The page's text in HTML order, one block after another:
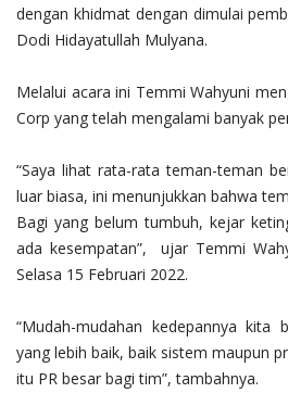
dengan khidmat dengan dimulai
Dodi Hidayatullah Mulyana.
Melalui acara ini Temmi Wahyuni
Corp yang telah mengalami banyak
“Saya lihat rata-rata teman-teman
luar biasa, ini menunjukkan bahwa
Bagi yang belum tumbuh, kejar
ada kesempatan”, ujar Temmi
Selasa 15 Februari 2022.
“Mudah-mudahan kedepannya kita
yang lebih baik, baik sistem maupun
itu PR besar bagi tim”, tambahnya.